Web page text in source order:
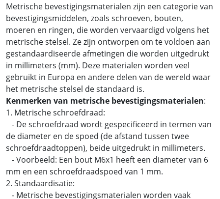
Metrische bevestigingsmaterialen zijn een categorie van
bevestigingsmiddelen, zoals schroeven, bouten,
moeren en ringen, die worden vervaardigd volgens het
metrische stelsel. Ze zijn ontworpen om te voldoen aan
gestandaardiseerde afmetingen die worden uitgedrukt
in millimeters (mm). Deze materialen worden veel
gebruikt in Europa en andere delen van de wereld waar
het metrische stelsel de standaard is.
Kenmerken van metrische bevestigingsmaterialen:
1. Metrische schroefdraad:
- De schroefdraad wordt gespecificeerd in termen van
de diameter en de spoed (de afstand tussen twee
schroefdraadtoppen), beide uitgedrukt in millimeters.
- Voorbeeld: Een bout M6x1 heeft een diameter van 6
mm en een schroefdraadspoed van 1 mm.
2. Standaardisatie:
- Metrische bevestigingsmaterialen worden vaak